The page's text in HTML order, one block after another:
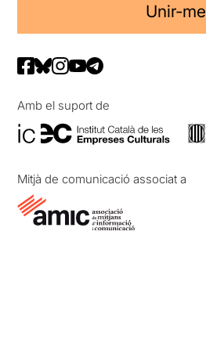
Unir-me
Amb el suport de
Mitjà de comunicació associat a